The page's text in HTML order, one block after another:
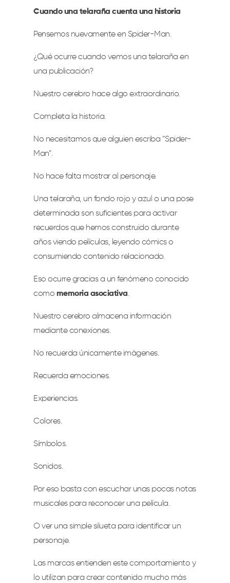
Cuando una telaraña cuenta una historia
Pensemos nuevamente en Spider-Man.
¿Qué ocurre cuando vemos una telaraña en
una publicación?
Nuestro cerebro hace algo extraordinario.
Completa la historia.
No necesitamos que alguien escriba “Spider-
Man”.
No hace falta mostrar al personaje.
Una telaraña, un fondo rojo y azul o una pose
determinada son suficientes para activar
recuerdos que hemos construido durante
años viendo películas, leyendo cómics o
consumiendo contenido relacionado.
Eso ocurre gracias a un fenómeno conocido
como memoria asociativa.
Nuestro cerebro almacena información
mediante conexiones.
No recuerda únicamente imágenes.
Recuerda emociones.
Experiencias.
Colores.
Símbolos.
Sonidos.
Por eso basta con escuchar unas pocas notas
musicales para reconocer una película.
O ver una simple silueta para identificar un
personaje.
Las marcas entienden este comportamiento y
lo utilizan para crear contenido mucho más